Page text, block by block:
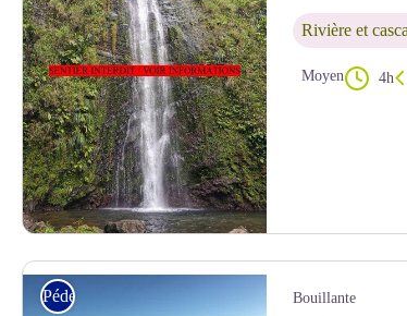
Rivière et
Moyen 4h
Pédestre Bouillante